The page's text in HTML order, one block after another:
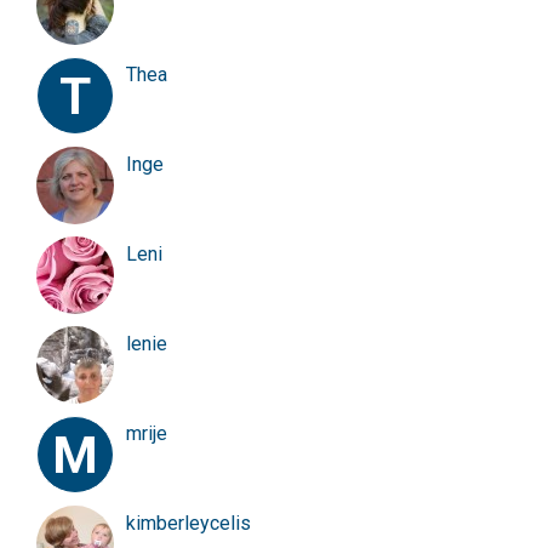
T Thea
Inge
Leni
lenie
M mrije
kimberleycelis